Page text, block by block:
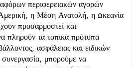
περιφερειακών αγορών
η Μέση Ανατολή, η Ωκεανία
προσαρμοστεί και
πληρούν τα τοπικά πρότυπα
ασφάλειας και ειδικών
μπορούμε να